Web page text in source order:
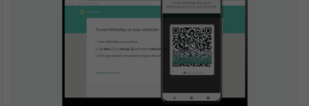
Conferma il numero di telefono inserendo il codice di verifica
che riceverai tramite SMS o chiamata vocale.
Una volta confermato, WhatsApp Web si sincronizzerà con il
tuo account WhatsApp sul telefono.